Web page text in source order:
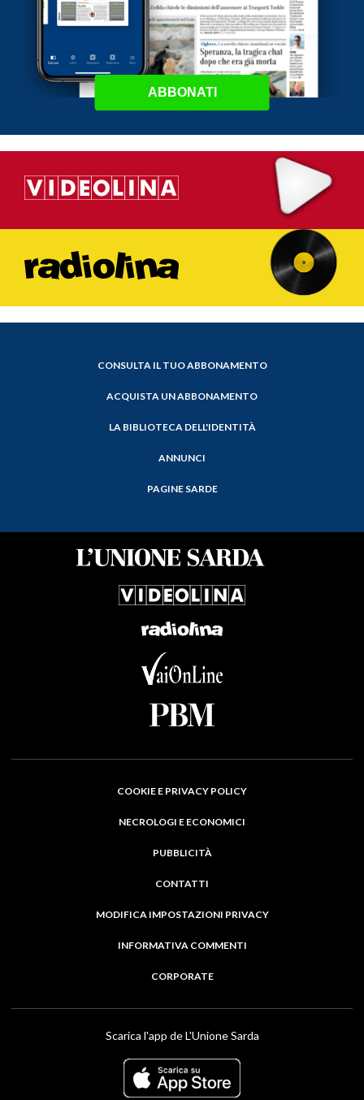
ABBONATI
CONSULTA IL TUO ABBONAMENTO
ACQUISTA UN ABBONAMENTO
LA BIBLIOTECA DELL'IDENTITÀ
ANNUNCI
PAGINE SARDE
COOKIE E PRIVACY POLICY
NECROLOGI E ECONOMICI
PUBBLICITÀ
CONTATTI
MODIFICA IMPOSTAZIONI PRIVACY
INFORMATIVA COMMENTI
CORPORATE
Scarica l'app de L'Unione Sarda